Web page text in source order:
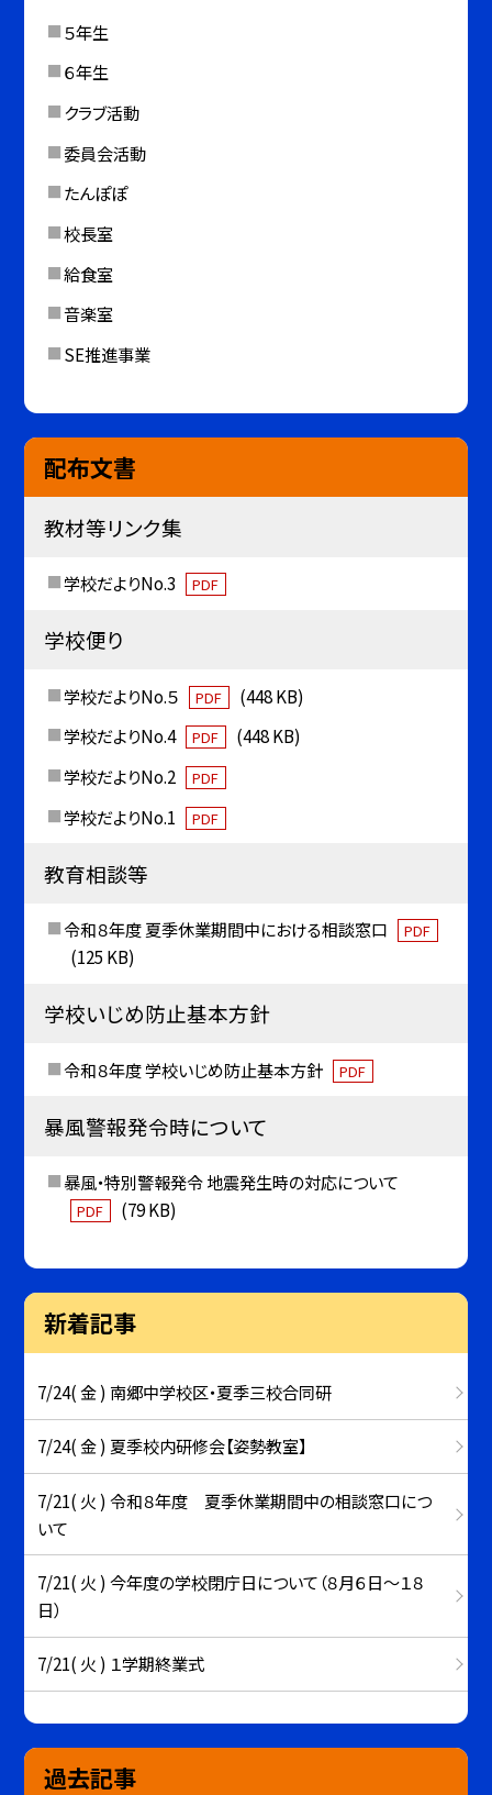
５年生
６年生
クラブ活動
委員会活動
たんぽぽ
校長室
給食室
音楽室
SE推進事業
配布文書
教材等リンク集
学校だよりNo.3 PDF
学校便り
学校だよりNo.５ PDF
(448 KB)
学校だよりNo.4
PDF
(448 KB)
学校だよりNo.2
PDF
学校だよりNo.1 PDF
教育相談等
令和８年度 夏季休業期間中における相談窓口 PDF
(125 KB)
学校いじめ防止基本方針
令和８年度 学校いじめ防止基本方針 PDF
暴風警報発令時について
暴風・特別警報発令 地震発生時の対応について
PDF (79 KB)
新着記事
7/24( 金 ) 南郷中学校区・夏季三校合同研
7/24( 金 ) 夏季校内研修会【姿勢教室】
7/21( 火 ) 令和８年度 夏季休業期間中の相談窓口につ
いて
7/21( 火 ) 今年度の学校閉庁日について（８月６日～１８
日）
7/21( 火 ) １学期終業式
過去記事